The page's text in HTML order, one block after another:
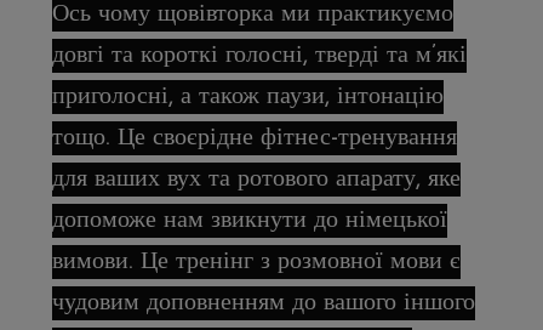
Ось чому щовівторка ми практикуємо
довгі та короткі голосні, тверді та м’які
приголосні, а також паузи, інтонацію
тощо. Це своєрідне фітнес-тренування
для ваших вух та ротового апарату, яке
допоможе нам звикнути до німецької
вимови. Це тренінг з розмовної мови є
чудовим доповненням до вашого іншого